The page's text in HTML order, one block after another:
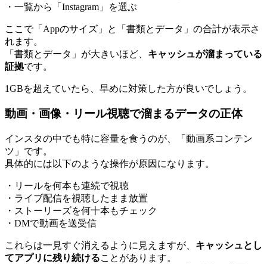
・一覧から「Instagram」を選ぶ
ここで「Appのサイズ」と「書類とデータ」の合計が表示さ
れます。
「書類とデータ」が大きいほど、 キャッシュが溜まっている
証拠です。
1GBを超えていたら、早めに対策した方が良いでしょう。
動画・画像・リール視聴で溜まるデータの正体
インスタの中でも特に容量を食うのが、「動画系コンテン
ツ」です。
具体的には以下のような操作が原因になります。
・リールを何本も連続で視聴
・ライブ配信を視聴したまま放置
・ストーリーズを何十本もチェック
・DMで動画を送受信
これらは一見すぐ消えるように見えますが、 キャッシュとし
てアプリに残り続けることがあります。